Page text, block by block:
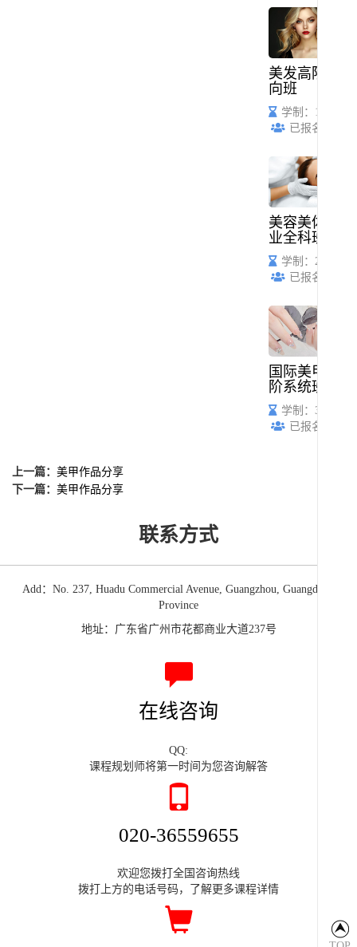
美发高阶定
向班
学制：1年
已报名：68
美容美体创
业全科班
学制：2个月
已报名：53
国际美甲高
阶系统班
学制：3个月
已报名：61
上一篇： 美甲作品分享
下一篇： 美甲作品分享
联系方式
Add：No. 237, Huadu Commercial Avenue, Guangzhou, Guangdong
Province
地址：广东省广州市花都商业大道237号
在线咨询
QQ:
课程规划师将第一时间为您咨询解答
020-36559655
欢迎您拨打全国咨询热线
拨打上方的电话号码，了解更多课程详情